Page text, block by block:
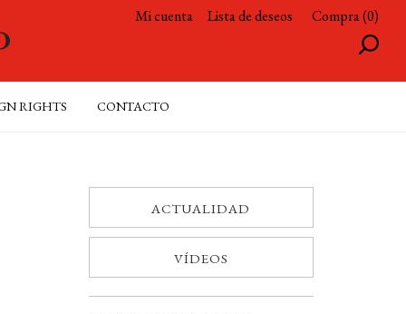
Mi cuenta Lista de deseos Compra (0)
RIGHTS CONTACTO
ACTUALIDAD
VÍDEOS